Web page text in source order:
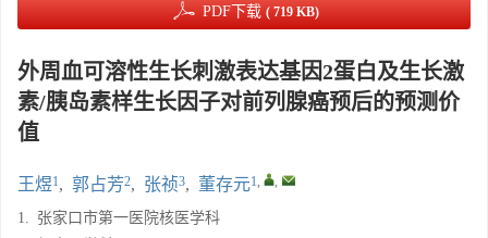
PDF下载 ( 719 KB)
外周血可溶性生长刺激表达基因2蛋白及生长激
素/胰岛素样生长因子对前列腺癌预后的预测价
值
王煜1, 郭占芳2, 张祯3, 董存元1, ,
1. 张家口市第一医院核医学科